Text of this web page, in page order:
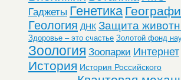
Гаджеты Генетика
Геология ДНК Защита
Здоровье – это счастье Золотой фонд
Зоология Зоопарки Интернет
История История Российского